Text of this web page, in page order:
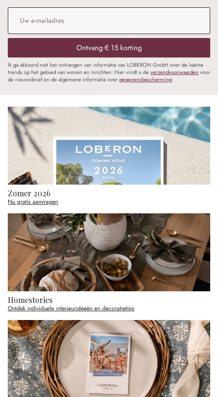
E-mailadres
Ontvang € 15 korting
Ik ga akkoord met het ontvangen van informatie van LOBERON GmbH over de laatste
trends op het gebied van wonen en inrichten. Hier vindt u deverzendvoorwaarden voor
de nieuwsbrief en de algemene informatie overgegevensbescherming.
Zomer 2026
Nu gratis aanvragen
Homestories
Ontdek individuele interieurideeën en decoratietips